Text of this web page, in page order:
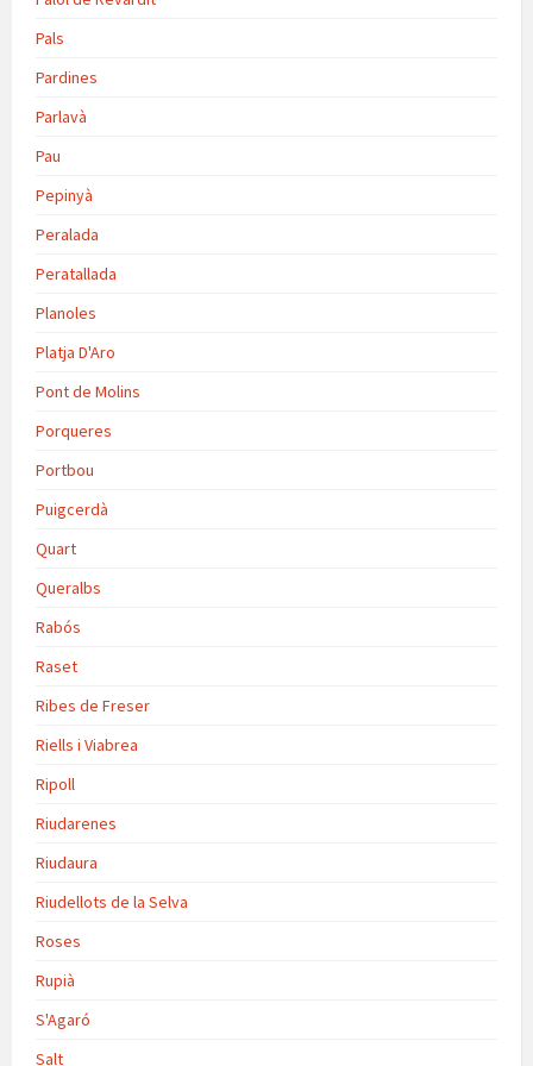
Pals
Pardines
Parlavà
Pau
Pepinyà
Peralada
Peratallada
Planoles
Platja D'Aro
Pont de Molins
Porqueres
Portbou
Puigcerdà
Quart
Queralbs
Rabós
Raset
Ribes de Freser
Riells i Viabrea
Ripoll
Riudarenes
Riudaura
Riudellots de la Selva
Roses
Rupià
S'Agaró
Salt